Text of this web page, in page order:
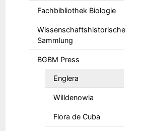
Fachbibliothek Biologie
Wissenschaftshistorische
Sammlung
BGBM Press
Englera
Willdenowia
Flora de Cuba